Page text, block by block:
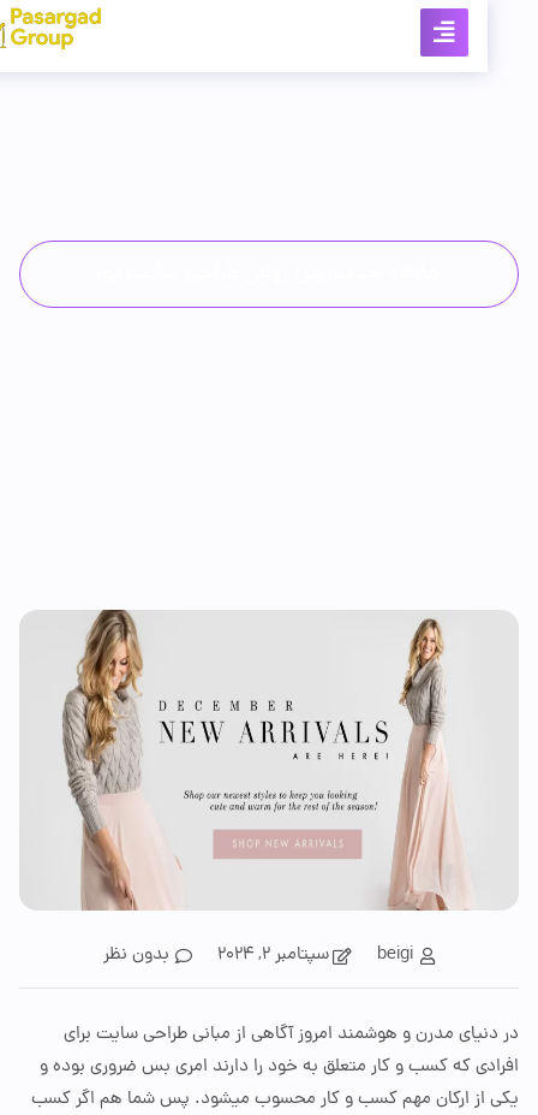
beigi سپتامبر 2, 2024 بدون نظر
مدرن و هوشمند امروز آگاهی از مبانی طراحی سایت برای
که کسب و کار متعلق به خود را دارند امری بس ضروری بوده و
ارکان مهم کسب و کار محسوب میشود. پس شما هم اگر کسب